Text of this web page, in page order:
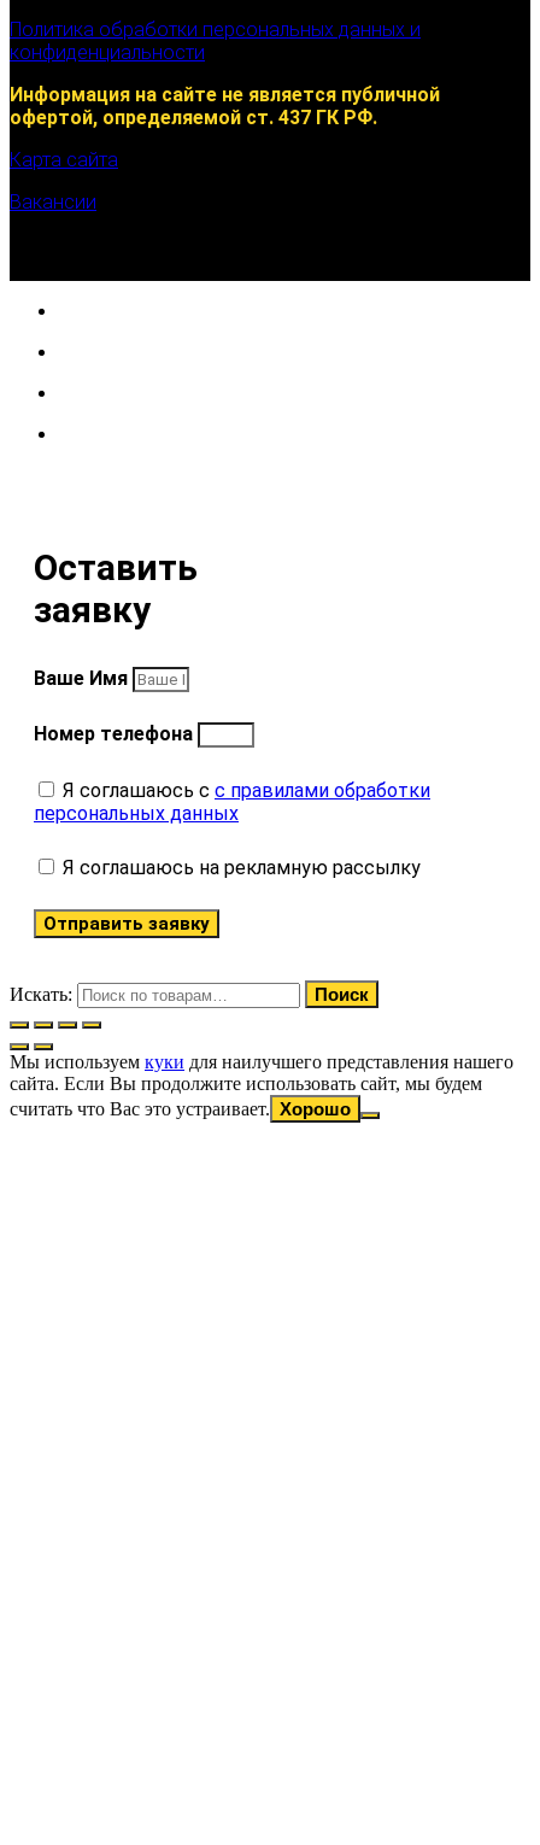
Политика обработки персональных данных и
конфиденциальности
Информация на сайте не является публичной
офертой, определяемой ст. 437 ГК РФ.
Карта сайта
Вакансии
Оставить
заявку
Ваше Имя
Номер телефона
Я соглашаюсь с с правилами обработки
персональных данных
Я соглашаюсь на рекламную рассылку
Отправить заявку
Искать: Поиск
Мы используем куки для наилучшего представления нашего
сайта. Если Вы продолжите использовать сайт, мы будем
считать что Вас это устраивает. Хорошо